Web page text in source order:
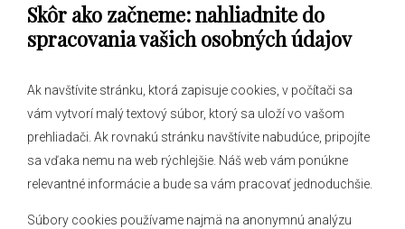
Skôr ako začneme: nahliadnite do
spracovania vašich osobných údajov
Ak navštívite stránku, ktorá zapisuje cookies, v počítači sa
vám vytvorí malý textový súbor, ktorý sa uloží vo vašom
prehliadači. Ak rovnakú stránku navštívite nabudúce, pripojíte
sa vďaka nemu na web rýchlejšie. Náš web vám ponúkne
relevantné informácie a bude sa vám pracovať jednoduchšie.
Súbory cookies používame najmä na anonymnú analýzu
Obecný úrad
O obci
Hlásenia obecného rozhlasu